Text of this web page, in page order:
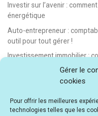
Gérer le
cookies
Pour offrir les meilleures
technologies telles que les
Investir sur l’avenir :
énergétique
Auto-entrepreneur :
outil pour tout gérer !
Investissement immobilier :
location saisonnière
E-learning : les meilleurs
Idée de business en ligne